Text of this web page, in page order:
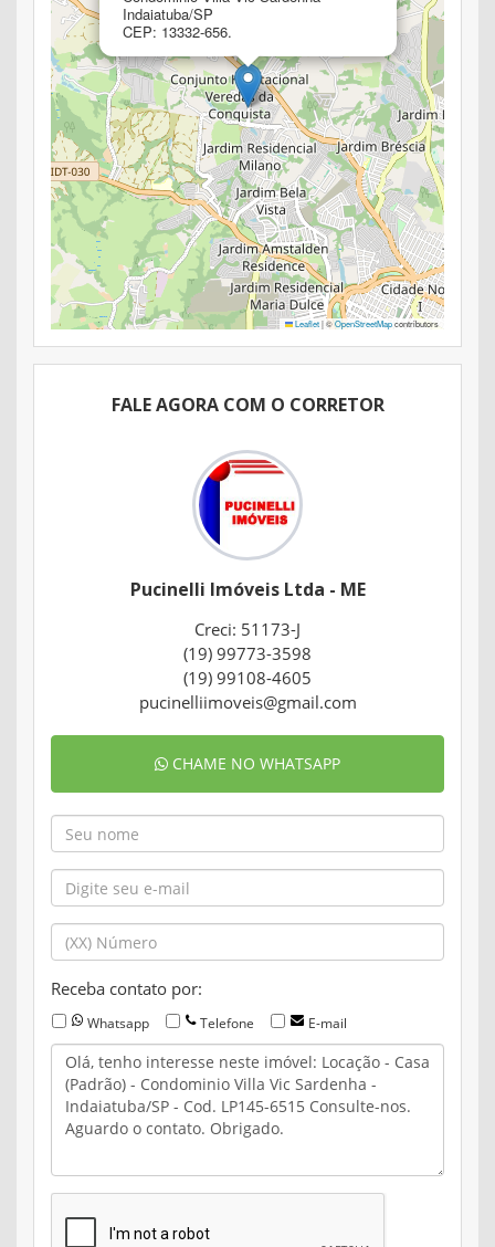
Indaiatuba/SP
CEP: 13332-656.
Leaflet|©OpenStreetMapcontributors
FALE AGORA COM O CORRETOR
Pucinelli Imóveis Ltda - ME
Creci: 51173-J
(19) 99773-3598
(19) 99108-4605
pucinelliimoveis@gmail.com
CHAME NO WHATSAPP
Receba contato por:
Whatsapp Telefone E-mail